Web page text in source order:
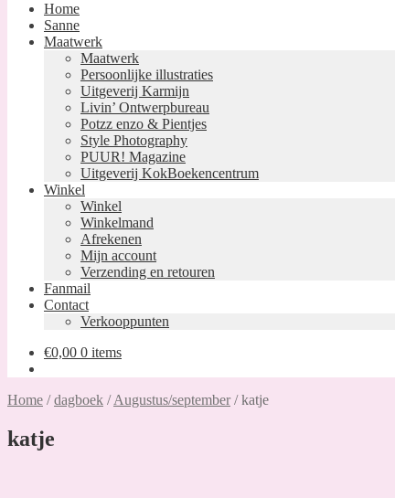
Home
Sanne
Maatwerk
Maatwerk
Persoonlijke illustraties
Uitgeverij Karmijn
Livin’ Ontwerpbureau
Potzz enzo & Pientjes
Style Photography
PUUR! Magazine
Uitgeverij KokBoekencentrum
Winkel
Winkel
Winkelmand
Afrekenen
Mijn account
Verzending en retouren
Fanmail
Contact
Verkooppunten
€0,00 0 items
Home /dagboek /Augustus/september/katje
katje